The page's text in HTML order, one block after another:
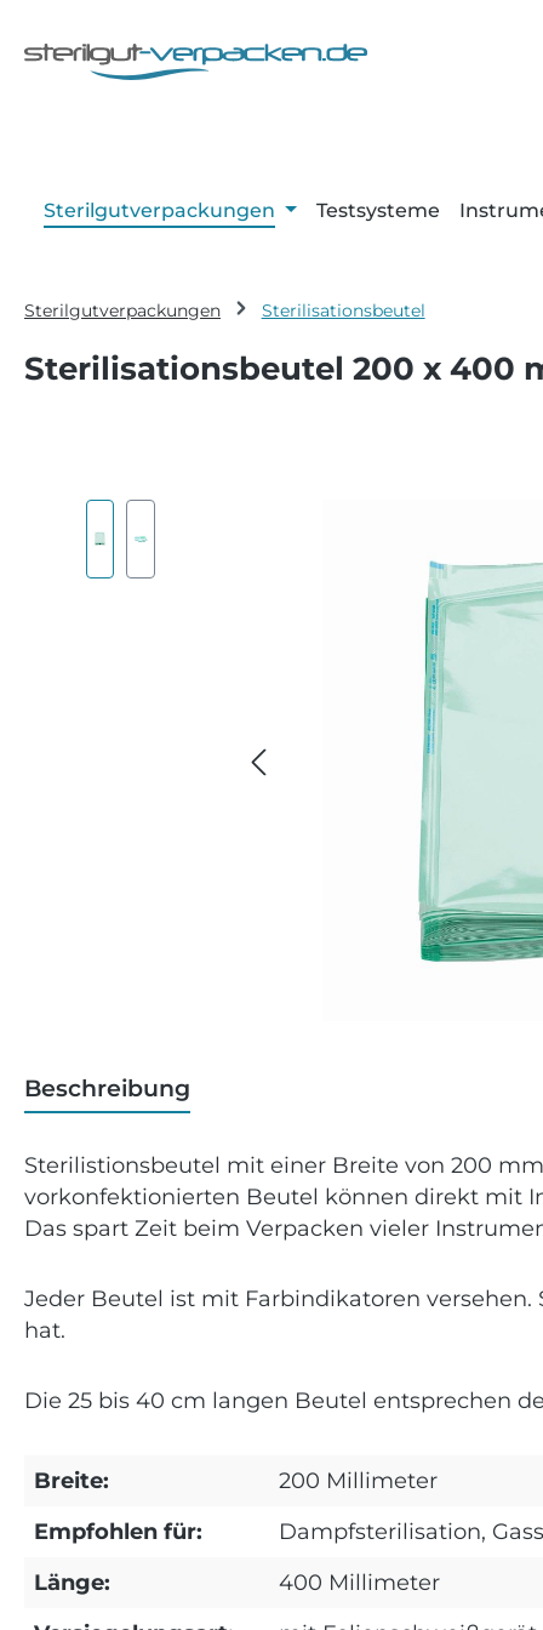
Sterilgutverpackungen Testsysteme
Sterilgutverpackungen Sterilisationsbeutel
Sterilisationsbeutel 200 x 400
Bildergalerie überspringen
Beschreibung
Sterilistionsbeutel mit einer Breite von 200
vorkonfektionierten Beutel können direkt mit
Das spart Zeit beim Verpacken vieler
Jeder Beutel ist mit Farbindikatoren
hat.
Die 25 bis 40 cm langen Beutel entsprechen
Breite:
200 Millimeter
Empfohlen für:
Dampfsterilisation,
Länge:
400 Millimeter